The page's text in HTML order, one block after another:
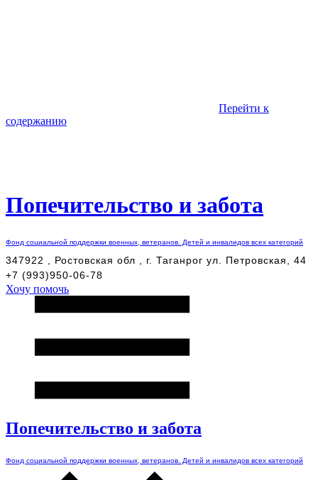
Перейти к
содержанию
Попечительство и забота
Фонд социальной поддержки военных, ветеранов. Детей и инвалидов всех категорий
347922 , Ростовская обл , г. Таганрог ул. Петровская, 44
+7 (993)950-06-78
Хочу помочь
Попечительство и забота
Фонд социальной поддержки военных, ветеранов. Детей и инвалидов всех категорий